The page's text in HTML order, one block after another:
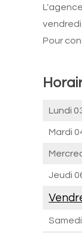
vendredi
Pour
Lundi
Mardi
Jeudi